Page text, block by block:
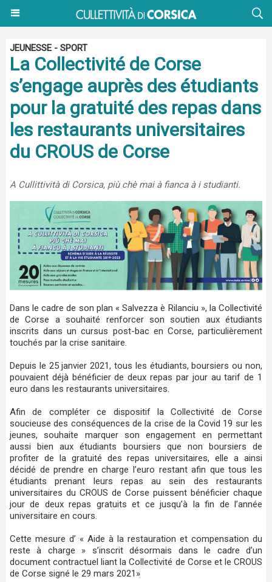
JEUNESSE - SPORT
La Collectivité de Corse
s’engage auprès des étudiants
pour la gratuité des repas dans
les restaurants universitaires
du CROUS de Corse
A Cullittività di Corsica, più chè mai à fianca à i studianti.
Dans le cadre de son plan « Salvezza è Rilanciu », la Collectivité
de Corse a souhaité renforcer son soutien aux étudiants
inscrits dans un cursus post-bac en Corse, particulièrement
touchés par la crise sanitaire.
Depuis le 25 janvier 2021, tous les étudiants, boursiers ou non,
pouvaient déjà bénéficier de deux repas par jour au tarif de 1
euro dans les restaurants universitaires.
Afin de compléter ce dispositif la Collectivité de Corse
soucieuse des conséquences de la crise de la Covid 19 sur les
jeunes, souhaite marquer son engagement en permettant
aussi bien aux étudiants boursiers que non boursiers de
profiter de la gratuité des repas universitaires, elle a ainsi
décidé de prendre en charge l’euro restant afin que tous les
étudiants prenant leurs repas au sein des restaurants
universitaires du CROUS de Corse puissent bénéficier chaque
jour de deux repas gratuits et ce jusqu’à la fin de l’année
universitaire en cours.
Cette mesure d’ « Aide à la restauration et compensation du
reste à charge » s’inscrit désormais dans le cadre d’un
document contractuel liant la Collectivité de Corse et le CROUS
de Corse signé le 29 mars 2021»